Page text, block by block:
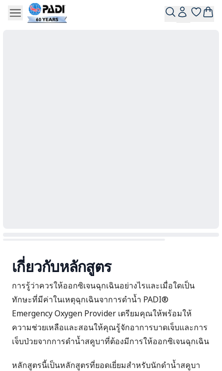
เกี่ยวกับหลักสูตร
การรู้ว่าควรให้ออกซิเจนฉุกเฉินอย่างไรและเมื่อใดเป็น
ทักษะที่มีค่าในเหตุฉุกเฉินจาการดำน้ำ PADI®
Emergency Oxygen Provider เตรียมคุณให้พร้อมให้
ความช่วยเหลือและสอนให้คุณรู้จักอาการบาดเจ็บและการ
เจ็บป่วยจากการดำน้ำสคูบาที่ต้องมีการให้ออกซิเจนฉุกเฉิน
หลักสูตรนี้เป็นหลักสูตรที่ยอดเยี่ยมสำหรับนักดำน้ำสคูบา